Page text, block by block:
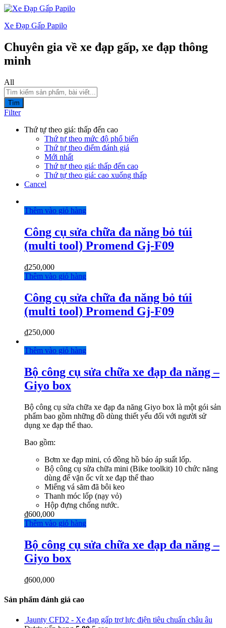
Xe Đạp Gấp Papilo
Chuyên gia về xe đạp gấp, xe đạp thông
minh
All
Tìm
Filter
Thứ tự theo giá: thấp đến cao
Thứ tự theo mức độ phổ biến
Thứ tự theo điểm đánh giá
Mới nhất
Thứ tự theo giá: thấp đến cao
Thứ tự theo giá: cao xuống thấp
Cancel
Thêm vào giỏ hàng
Công cụ sửa chữa đa năng bỏ túi
(multi tool) Promend Gj-F09
₫250,000
Thêm vào giỏ hàng
Công cụ sửa chữa đa năng bỏ túi
(multi tool) Promend Gj-F09
₫250,000
Thêm vào giỏ hàng
Bộ công cụ sửa chữa xe đạp đa năng –
Giyo box
Bộ công cụ sửa chữa xe đạp đa năng Giyo box là một gói sản
phẩm bao gồm những đồ dùng thiết yếu đối với người sử
dụng xe đạp thể thao.
Bao gồm:
Bơm xe đạp mini, có đồng hồ báo áp suất lốp.
Bộ công cụ sửa chữa mini (Bike toolkit) 10 chức năng
dùng để vặn ốc vít xe đạp thể thao
Miếng vá săm đã bôi keo
Thanh móc lốp (nạy vỏ)
Hộp đựng chống nước.
₫600,000
Thêm vào giỏ hàng
Bộ công cụ sửa chữa xe đạp đa năng –
Giyo box
₫600,000
Sản phẩm đánh giá cao
Jaunty CFD2 - Xe đạp gấp trợ lực điện tiêu chuẩn châu âu